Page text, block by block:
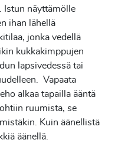
Istun näyttämölle
ihan lähellä
jonka vedellä
kukkakimppujen
lapsivedessä tai
Vapaata
alkaa tapailla ääntä
ruumista, se
Kuin äänellistä
äänellä.